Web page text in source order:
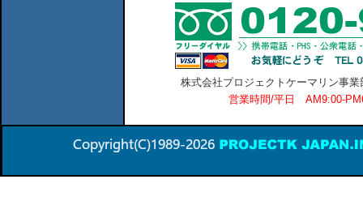
株式会社プロジェクトケーマリン事
営業時間/平日 AM9:00-